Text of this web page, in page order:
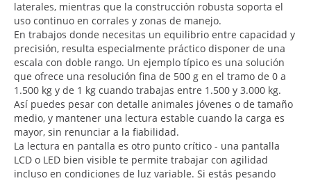
laterales, mientras que la construcción robusta soporta el
uso continuo en corrales y zonas de manejo.
En trabajos donde necesitas un equilibrio entre capacidad y
precisión, resulta especialmente práctico disponer de una
escala con doble rango. Un ejemplo típico es una solución
que ofrece una resolución fina de 500 g en el tramo de 0 a
1.500 kg y de 1 kg cuando trabajas entre 1.500 y 3.000 kg.
Así puedes pesar con detalle animales jóvenes o de tamaño
medio, y mantener una lectura estable cuando la carga es
mayor, sin renunciar a la fiabilidad.
La lectura en pantalla es otro punto crítico - una pantalla
LCD o LED bien visible te permite trabajar con agilidad
incluso en condiciones de luz variable. Si estás pesando